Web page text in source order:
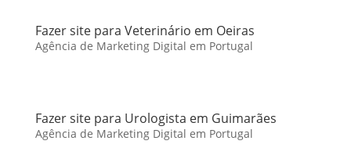
Fazer site para Veterinário em Oeiras
Agência de Marketing Digital em Portugal
Fazer site para Urologista em Guimarães
Agência de Marketing Digital em Portugal